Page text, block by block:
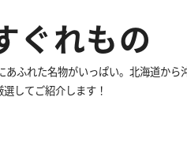
ぐれもの
あふれた名物がいっぱい。北海道から
してご紹介します！